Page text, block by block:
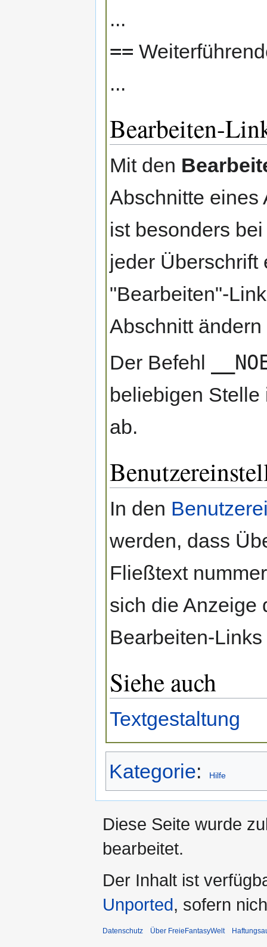
...
==
...
Bearbeiten-
Mit den
Abschnitte eines
ist besonders
jeder Überschrift
"Bearbeiten"-
Abschnitt ändern
Der Befehl
beliebigen
ab.
In den
werden, dass
Fließtext
sich die Anzeige
Bearbeiten-
Siehe auch
Textgestaltung
Kategorie: Hilfe
Diese Seite wurde
bearbeitet.
Der Inhalt ist
Unported, sofern
Datenschutz Über FreieFantasyWelt